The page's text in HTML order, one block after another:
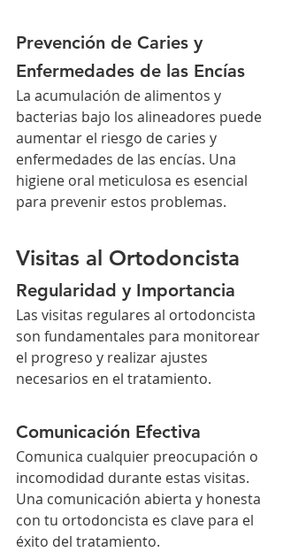
Prevención de Caries y
Enfermedades de las Encías
La acumulación de alimentos y
bacterias bajo los alineadores puede
aumentar el riesgo de caries y
enfermedades de las encías. Una
higiene oral meticulosa es esencial
para prevenir estos problemas.
Visitas al Ortodoncista
Regularidad y Importancia
Las visitas regulares al ortodoncista
son fundamentales para monitorear
el progreso y realizar ajustes
necesarios en el tratamiento.
Comunicación Efectiva
Comunica cualquier preocupación o
incomodidad durante estas visitas.
Una comunicación abierta y honesta
con tu ortodoncista es clave para el
éxito del tratamiento.